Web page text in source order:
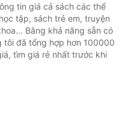
tin giá cả sách các thể
tập, sách trẻ em, truyện
Bằng khả năng sẵn có
đã tổng hợp hơn 100000
tìm giá rẻ nhất trước khi